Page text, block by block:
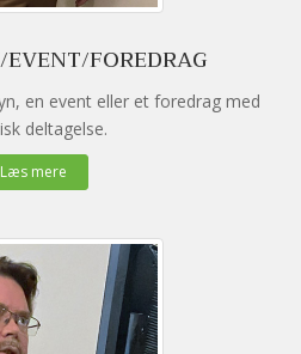
FOREDRAG
en event eller et foredrag med
deltagelse.
Læs mere